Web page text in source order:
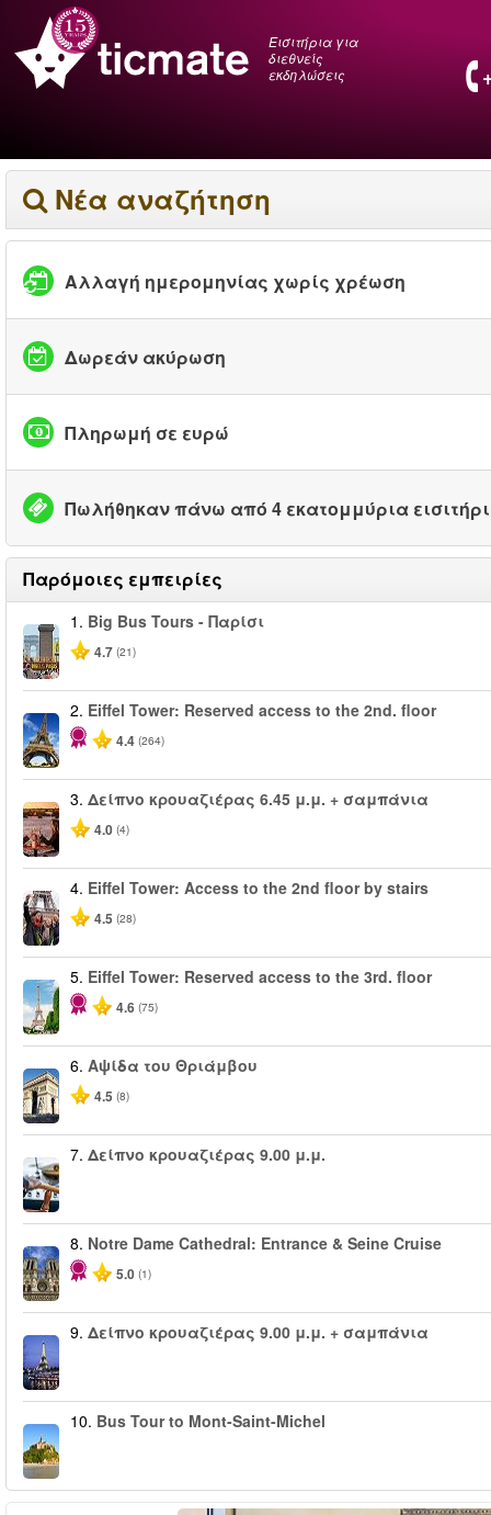
Εισιτήρια για
διεθνείς
εκδηλώσεις
Νέα αναζήτηση
Αλλαγή ημερομηνίας χωρίς χρέωση
Δωρεάν ακύρωση
Πληρωμή σε ευρώ
Πωλήθηκαν πάνω από 4 εκατομμύρια
Παρόμοιες εμπειρίες
1. Big Bus Tours - Παρίσι
4.7 (21)
2. Eiffel Tower: Reserved access to the 2nd. floor
4.4 (264)
3. Δείπνο κρουαζιέρας 6.45 μ.μ. + σαμπάνια
4.0 (4)
4. Eiffel Tower: Access to the 2nd floor by stairs
4.5 (28)
5. Eiffel Tower: Reserved access to the 3rd. floor
4.6 (75)
6. Αψίδα του Θριάμβου
4.5 (8)
7. Δείπνο κρουαζιέρας 9.00 μ.μ.
8. Notre Dame Cathedral: Entrance & Seine Cruise
5.0 (1)
9. Δείπνο κρουαζιέρας 9.00 μ.μ. + σαμπάνια
10. Bus Tour to Mont-Saint-Michel